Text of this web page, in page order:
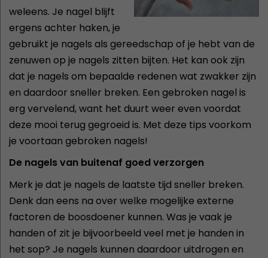
weleens. Je nagel blijft
ergens achter haken, je
gebruikt je nagels als gereedschap of je hebt van de
zenuwen op je nagels zitten bijten. Het kan ook zijn
dat je nagels om bepaalde redenen wat zwakker zijn
en daardoor sneller breken. Een gebroken nagel is
erg vervelend, want het duurt weer even voordat
deze mooi terug gegroeid is. Met deze tips voorkom
je voortaan gebroken nagels!
De nagels van buitenaf goed verzorgen
Merk je dat je nagels de laatste tijd sneller breken.
Denk dan eens na over welke mogelijke externe
factoren de boosdoener kunnen. Was je vaak je
handen of zit je bijvoorbeeld veel met je handen in
het sop? Je nagels kunnen daardoor uitdrogen en